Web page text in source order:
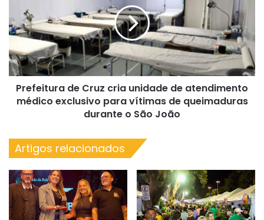
unidade
de
atendimento
médico
exclusivo
para
vítimas
durante
São
João
Prefeitura de Cruz cria unidade de atendimento
médico exclusivo para vítimas de queimaduras
durante o São João
Artigos relacionados